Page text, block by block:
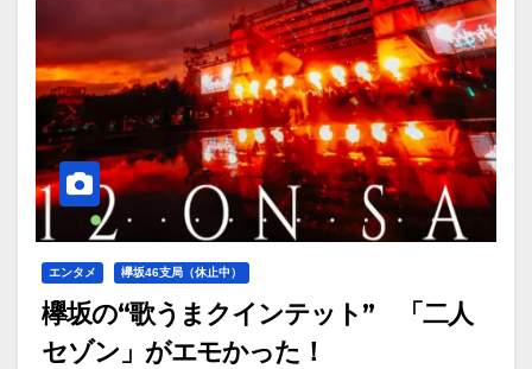
エンタメ 欅坂46支局（休止中）
欅坂の“歌うまクインテット” 「二人
セゾン」がエモかった！